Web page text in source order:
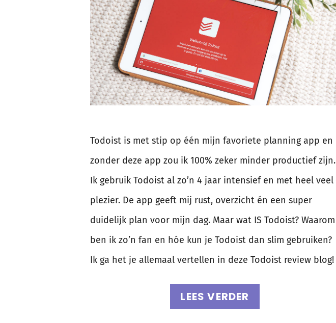
Todoist is met stip op één mijn favoriete planning app en
zonder deze app zou ik 100% zeker minder productief zijn.
Ik gebruik Todoist al zo’n 4 jaar intensief en met heel veel
plezier. De app geeft mij rust, overzicht én een super
duidelijk plan voor mijn dag. Maar wat IS Todoist? Waarom
ben ik zo’n fan en hóe kun je Todoist dan slim gebruiken?
Ik ga het je allemaal vertellen in deze Todoist review blog!
LEES VERDER